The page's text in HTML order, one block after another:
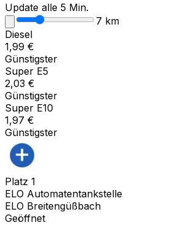
Update alle 5 Min.
7 km
Diesel
1,99 €
Günstigster
Super E5
2,03 €
Günstigster
Super E10
1,97 €
Günstigster
Platz 1
ELO Automatentankstelle
ELO Breitengüßbach
Geöffnet